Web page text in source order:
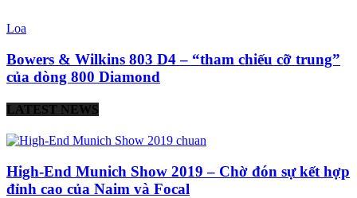
Loa
Bowers & Wilkins 803 D4 – “tham chiếu cỡ trung”
của dòng 800 Diamond
LATEST NEWS
High-End Munich Show 2019 – Chờ đón sự kết hợp
đỉnh cao của Naim và Focal